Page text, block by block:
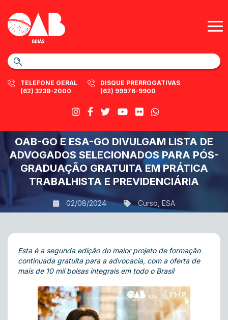
TELEFONE GERAL
(62) 3238-2000
DISQUE PRERROGATIVAS
(62) 99976-9900
OAB-GO E ESA-GO DIVULGAM LISTA DE
ADVOGADOS SELECIONADOS PARA PÓS-
GRADUAÇÃO GRATUITA EM PRÁTICA
TRABALHISTA E PREVIDENCIÁRIA
02/08/2024 Curso ESA
Esta é a segunda edição do maior projeto de formação
continuada gratuita para a advocacia, com a oferta de
mais de 10 mil bolsas integrais em todo o Brasil